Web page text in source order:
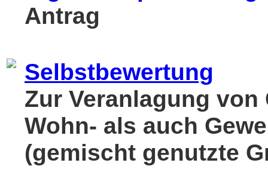
Antrag
Selbstbewertung
Zur Veranlagung
Wohn- als auch
(gemischt genutzte